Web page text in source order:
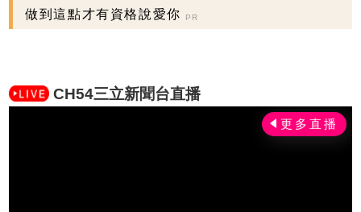
做到這點才有資格說愛你 PR
CH54三立新聞台直播